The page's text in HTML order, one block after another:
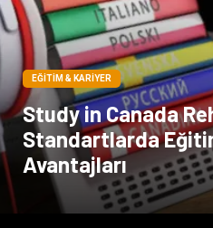
EĞITIM & KARIYER
Study in Canada
Standartlarda
Avantajları